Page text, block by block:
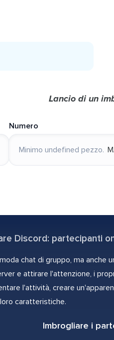
Lancio di un
Numero
Discord: partecipanti
chat di gruppo, ma
e attirare l'attenzione, i
l'attività, creare
caratteristiche.
Imbrogliare i